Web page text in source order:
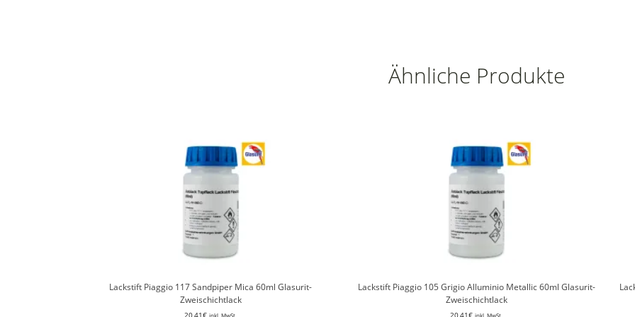
Ähnliche Produkte
Lackstift Piaggio 117 Sandpiper Mica 60ml Glasurit-
Zweischichtlack
20,41€ inkl. MwSt.
Lackstift Piaggio 105 Grigio Alluminio Metallic 60ml Glasurit-
Zweischichtlack
20,41€ inkl. MwSt.